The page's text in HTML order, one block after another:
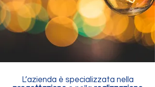
L’azienda è specializzata nella